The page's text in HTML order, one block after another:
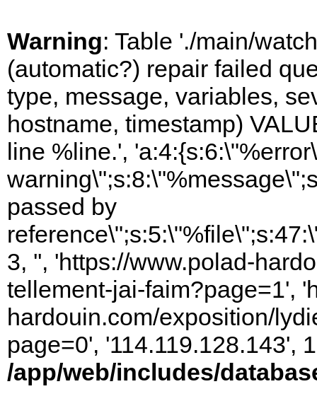
Warning: Table './main/
(automatic?) repair failed
type, message, variables,
hostname, timestamp)
line %line.',
passed by
3, '', 'https://www.polad-
tellement-jai-faim?page=1',
hardouin.com/exposition/
page=0', '114.119.128.143',
/app/web/includes/